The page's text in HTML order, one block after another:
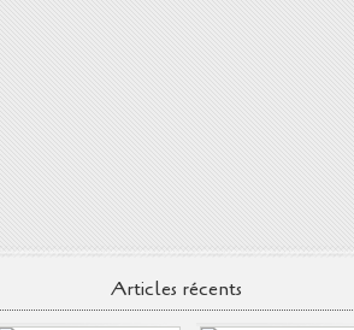
Articles récents